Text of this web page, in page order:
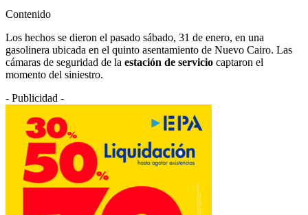
Contenido
Los hechos se dieron el pasado sábado, 31 de enero, en una
gasolinera ubicada en el quinto asentamiento de Nuevo Cairo. Las
cámaras de seguridad de la estación de servicio captaron el
momento del siniestro.
- Publicidad -